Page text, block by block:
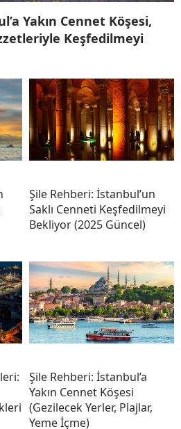
Yakın Cennet Köşesi,
Keşfedilmeyi
Şile Rehberi: İstanbul’un
Saklı Cenneti Keşfedilmeyi
Bekliyor (2025 Güncel)
Şile Rehberi: İstanbul’a
Yakın Cennet Köşesi
(Gezilecek Yerler, Plajlar,
Yeme İçme)